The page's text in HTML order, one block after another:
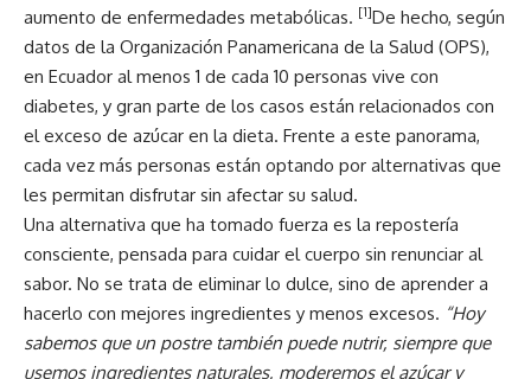
aumento de enfermedades metabólicas. [1]De hecho, según
datos de la Organización Panamericana de la Salud (OPS),
en Ecuador al menos 1 de cada 10 personas vive con
diabetes, y gran parte de los casos están relacionados con
el exceso de azúcar en la dieta. Frente a este panorama,
cada vez más personas están optando por alternativas que
les permitan disfrutar sin afectar su salud.
Una alternativa que ha tomado fuerza es la repostería
consciente, pensada para cuidar el cuerpo sin renunciar al
sabor. No se trata de eliminar lo dulce, sino de aprender a
hacerlo con mejores ingredientes y menos excesos. “Hoy
sabemos que un postre también puede nutrir, siempre que
usemos ingredientes naturales, moderemos el azúcar y